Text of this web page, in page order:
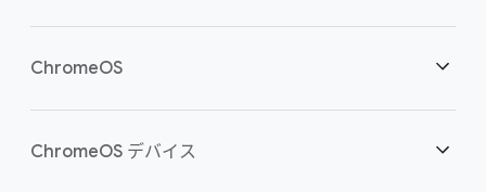
概要
ChromeOS
概要
ChromeOS デバイス